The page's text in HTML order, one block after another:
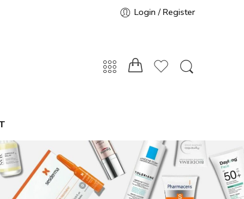
Login / Register